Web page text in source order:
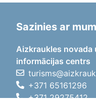
Sazinies ar
Aizkraukles novada
informācijas centrs
+371 65161296
+371 29275412